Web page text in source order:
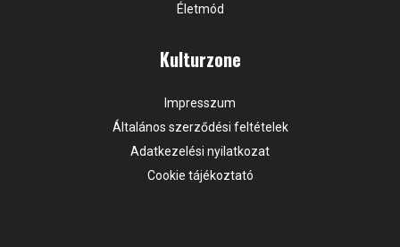
Életmód
Kulturzone
Impresszum
Általános szerződési feltételek
Adatkezelési nyilatkozat
Cookie tájékoztató